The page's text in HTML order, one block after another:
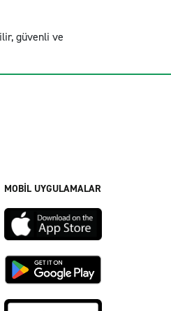
güvenli ve
MOBİL UYGULAMALAR